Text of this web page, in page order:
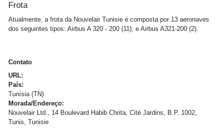
Frota
Atualmente, a frota da Nouvelair Tunisie é composta por 13 aeronaves
dos seguintes tipos: Airbus A 320 - 200 (11); e Airbus A321-200 (2).
Contato
URL:
País:
Tunísia (TN)
Morada/Endereço:
Nouvelair Ltd., 14 Boulevard Habib Chrita, Cité Jardins, B.P. 1002,
Tunis, Tunisie